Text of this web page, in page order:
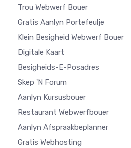
Trou Webwerf Bouer
Gratis Aanlyn Portefeulje
Klein Besigheid Webwerf Bouer
Digitale Kaart
Besigheids-E-Posadres
Skep 'n Forum
Aanlyn Kursusbouer
Restaurant Webwerfbouer
Aanlyn Afspraakbeplanner
Gratis Webhosting